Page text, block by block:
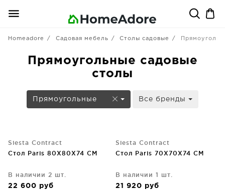
Homeadore Садовая мебель Столы садовые
Прямоугольные садовые
столы
Прямоугольные Все бренды
Siesta Contract
Стол Paris 80X80X74 CM
В наличии 2 шт.
22 600 руб
Siesta Contract
Стол Paris 70X70X74 CM
В наличии 1 шт.
21 920 руб